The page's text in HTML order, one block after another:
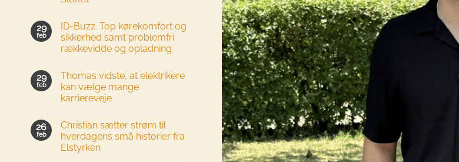
29
feb
ID-Buzz. Top kørekomfort og
sikkerhed samt problemfri
rækkevidde og opladning
29
feb
Thomas vidste, at elektrikere
kan vælge mange
karriereveje
26
feb
Christian sætter strøm til
hverdagens små historier fra
Elstyrken